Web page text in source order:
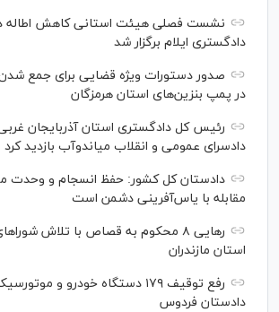
نشست فصلی هیئت استانی کاهش اطاله
دادگستری ایلام برگزار شد
صدور دستورات ویژه قضایی برای جمع
در پمپ بنزین‌های استان هرمزگان
رئیس کل دادگستری استان آذربایجان
دادسرای عمومی و انقلاب میاندوآب بازدید کرد
دادستان کل کشور: حفظ انسجام و وحدت
مقابله با یاس‌آفرینی دشمن است
رهایی ۸ محکوم به قصاص با تلاش
استان مازندران
رفع توقیف ۱۷۹ دستگاه خودرو و
دادستان فردوس